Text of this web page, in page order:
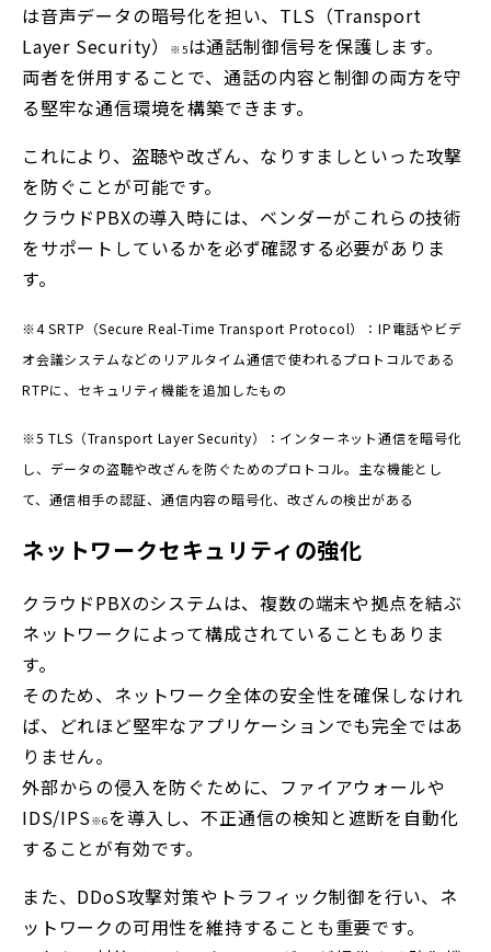
は音声データの暗号化を担い、TLS（Transport
Layer Security）
※5は通話制御信号を保護します。
両者を併用することで、通話の内容と制御の両方を守
る堅牢な通信環境を構築できます。
これにより、盗聴や改ざん、なりすましといった攻撃
を防ぐことが可能です。
クラウドPBXの導入時には、ベンダーがこれらの技術
をサポートしているかを必ず確認する必要がありま
す。
※4 SRTP（Secure Real-Time Transport Protocol）：IP電話やビデ
オ会議システムなどのリアルタイム通信で使われるプロトコルである
RTPに、セキュリティ機能を追加したもの
※5 TLS（Transport Layer Security）：インターネット通信を暗号化
し、データの盗聴や改ざんを防ぐためのプロトコル。主な機能とし
て、通信相手の認証、通信内容の暗号化、改ざんの検出がある
ネットワークセキュリティの強化
クラウドPBXのシステムは、複数の端末や拠点を結ぶ
ネットワークによって構成されていることもありま
す。
そのため、ネットワーク全体の安全性を確保しなけれ
ば、どれほど堅牢なアプリケーションでも完全ではあ
りません。
外部からの侵入を防ぐために、ファイアウォールや
IDS/IPS※6を導入し、不正通信の検知と遮断を自動化
することが有効です。
また、DDoS攻撃対策やトラフィック制御を行い、ネ
ットワークの可用性を維持することも重要です。